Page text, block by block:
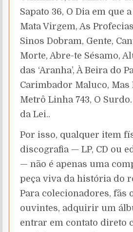
Sapato 36, O Dia em que
Mata Virgem, As
Sinos Dobram, Gente,
Morte, Abre-te Sésamo,
das ‘Aranha’, À Beira do
Carimbador Maluco, Mas
Metrô Linha 743, O
da Lei..
Por isso, qualquer item
discografia — LP, CD ou
— não é apenas uma
peça viva da história do
Para colecionadores, fãs
ouvintes, adquirir um
entrar em contato direto